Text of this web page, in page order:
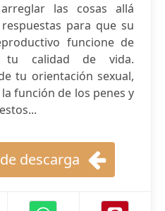
las cosas allá
para que su
funcione de
tu calidad de vida.
tu orientación sexual,
función de los penes y
descarga